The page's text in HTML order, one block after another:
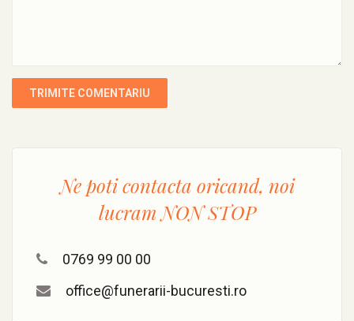
Ne poti contacta oricand, noi
lucramNON STOP
0769 99 00 00
office@funerarii-bucuresti.ro